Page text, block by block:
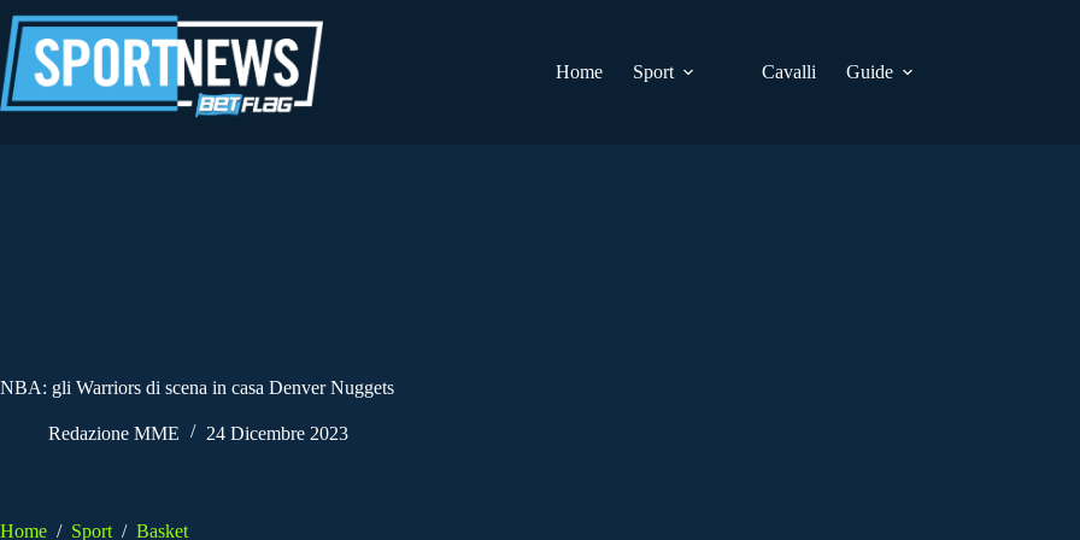
al
contenuto
Home
Sport Cavalli Guide
NBA: gli Warriors di scena in casa Denver Nuggets
Redazione MME 24 Dicembre 2023
Home / Sport / Basket